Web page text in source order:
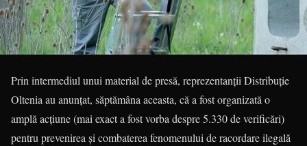
Prin intermediul unui material de presă, reprezentanții Distribuție
Oltenia au anunțat, săptămâna aceasta, că a fost organizată o
amplă acțiune (mai exact a fost vorba despre 5.330 de verificări)
pentru prevenirea și combaterea fenomenului de racordare ilegală